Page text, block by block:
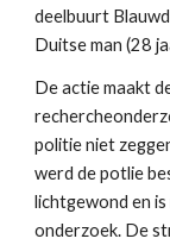
deelbuurt
Duitse man (28
De actie maakt
politie niet
werd de potlie
lichtgewond en
onderzoek. De